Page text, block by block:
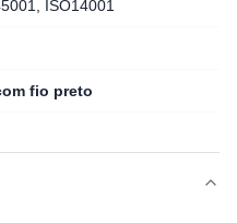
ISO14001
fio preto